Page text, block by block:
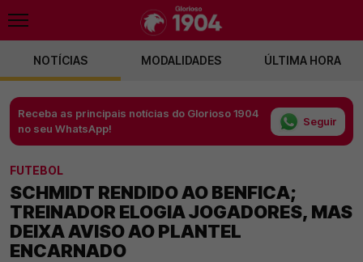
NOTÍCIAS MODALIDADES ÚLTIMA HORA
Receba as principais notícias do Glorioso 1904
no seu WhatsApp!
Seguir
FUTEBOL
SCHMIDT RENDIDO AO BENFICA;
TREINADOR ELOGIA JOGADORES, MAS
DEIXA AVISO AO PLANTEL
ENCARNADO